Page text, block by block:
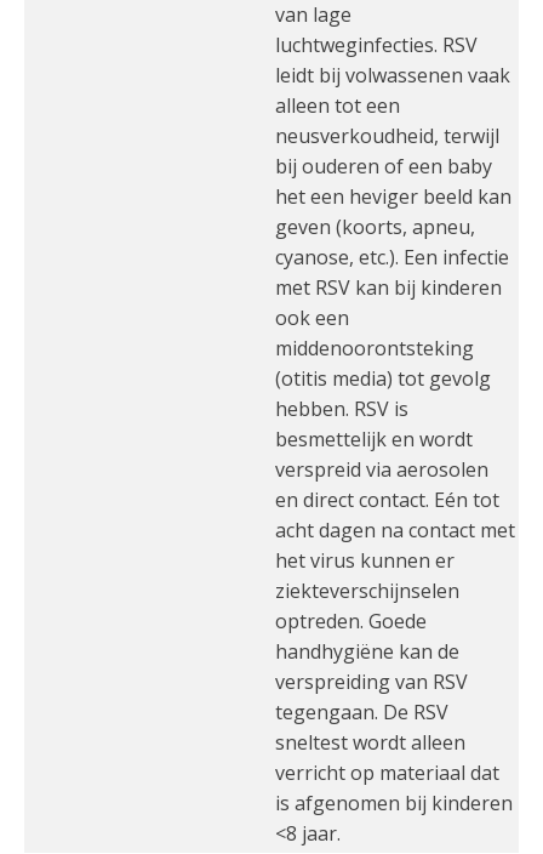
van lage
luchtweginfecties. RSV
leidt bij volwassenen vaak
alleen tot een
neusverkoudheid, terwijl
bij ouderen of een baby
het een heviger beeld kan
geven (koorts, apneu,
cyanose, etc.). Een infectie
met RSV kan bij kinderen
ook een
middenoorontsteking
(otitis media) tot gevolg
hebben. RSV is
besmettelijk en wordt
verspreid via aerosolen
en direct contact. Eén tot
acht dagen na contact met
het virus kunnen er
ziekteverschijnselen
optreden. Goede
handhygiëne kan de
verspreiding van RSV
tegengaan. De RSV
sneltest wordt alleen
verricht op materiaal dat
is afgenomen bij kinderen
<8 jaar.